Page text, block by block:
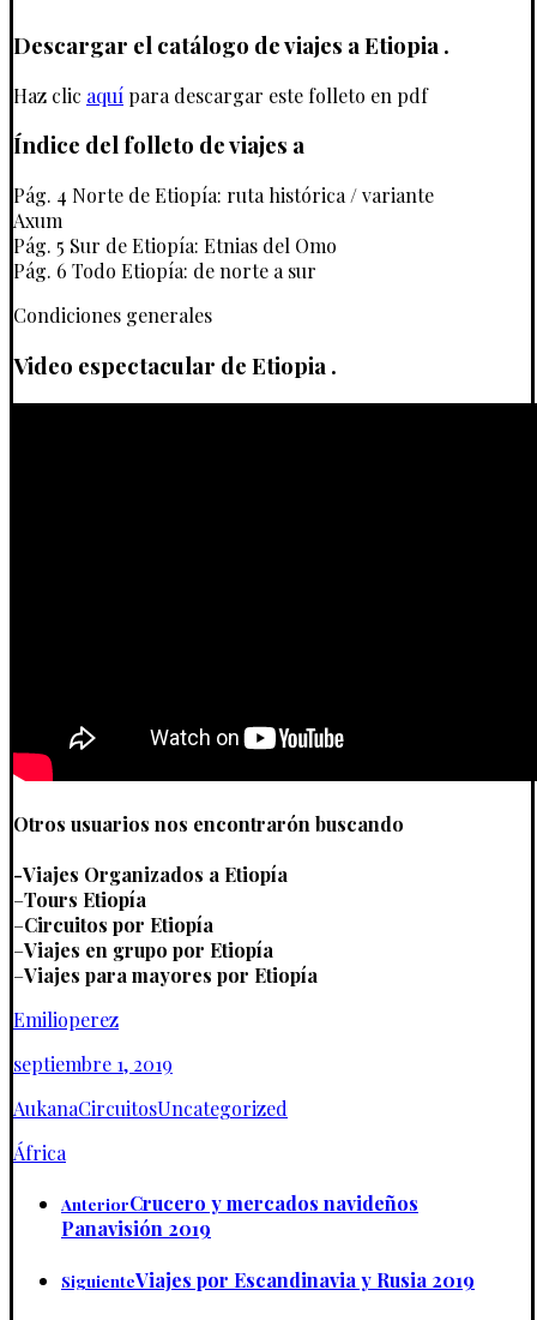
Descargar el catálogo de viajes a Etiopia .
Haz clic aquí para descargar este folleto en pdf
Índice del folleto de viajes a
Pág. 4 Norte de Etiopía: ruta histórica / variante
Axum
Pág. 5 Sur de Etiopía: Etnias del Omo
Pág. 6 Todo Etiopía: de norte a sur
Condiciones generales
Video espectacular de Etiopia .
Otros usuarios nos encontrarón buscando
-Viajes Organizados a Etiopía
–Tours Etiopía
–Circuitos por Etiopía
–Viajes en grupo por Etiopía
–Viajes para mayores por Etiopía
Emilioperez
septiembre 1, 2019
AukanaCircuitosUncategorized
África
AnteriorCrucero y mercados navideños
Panavisión 2019
SiguienteViajes por Escandinavia y Rusia 2019